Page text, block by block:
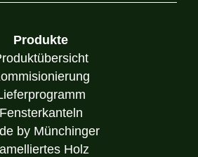
Produkte
Fensterkanteln
by Münchinger
Holz